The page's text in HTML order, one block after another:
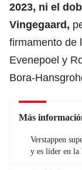
2023, ni el
Vingegaard,
firmamento de
Evenepoel y
Bora-
Más
Verstappen
y es líder en la